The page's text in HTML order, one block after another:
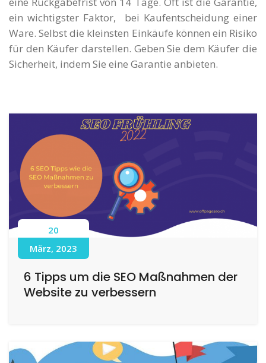
ein wichtigster Faktor, bei Kaufentscheidung einer
Ware. Selbst die kleinsten Einkäufe können ein Risiko
für den Käufer darstellen. Geben Sie dem Käufer die
Sicherheit, indem Sie eine Garantie anbieten.
20
März, 2023
6 Tipps um die SEO Maßnahmen der
Website zu verbessern